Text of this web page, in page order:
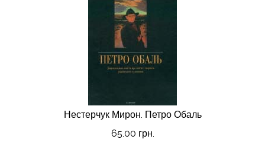
Нестерчук Мирон. Петро Обаль
65.00 грн.